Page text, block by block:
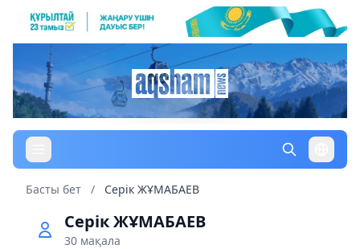
Басты бет / Серік ЖҰМАБАЕВ
Серік ЖҰМАБАЕВ
30 мақала